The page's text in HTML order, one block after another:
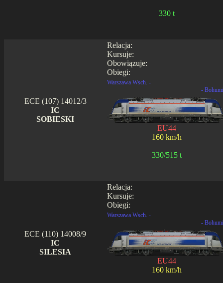
330 t
Relacja:
Kursuje:
Obowiązuje:
Obiegi:
ECE (107) 14012/3
IC
SOBIESKI
Warszawa Wsch. -
-
EU44
160 km/h
330/515 t
Relacja:
Kursuje:
Obiegi:
ECE (110) 14008/9
IC
SILESIA
Warszawa Wsch. -
-
EU44
160 km/h